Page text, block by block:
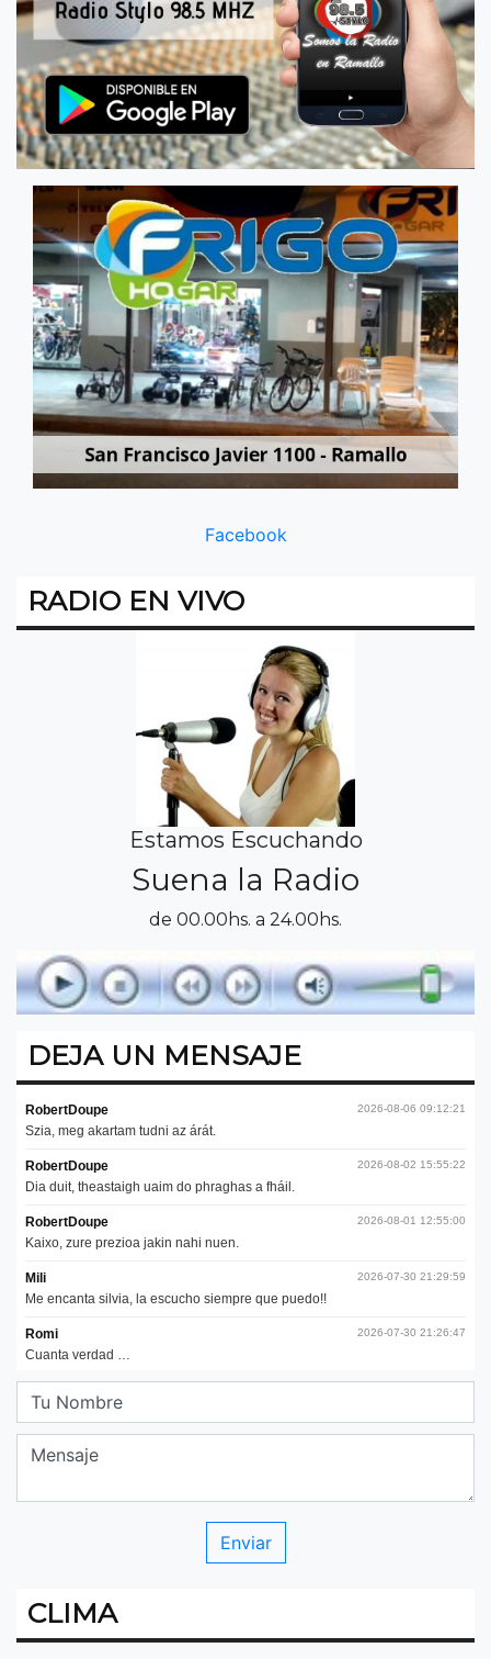
Facebook
RADIO EN VIVO
Estamos Escuchando
Suena la Radio
de 00.00hs. a 24.00hs.
DEJA UN MENSAJE
CLIMA